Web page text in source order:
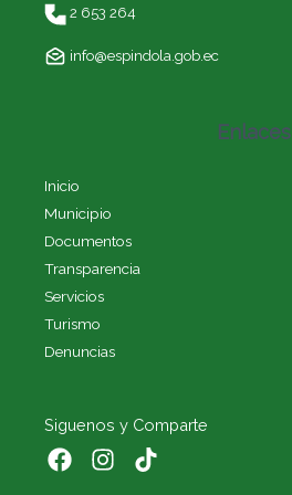
2 653 264
info@espindola.gob.ec
Enlaces
Inicio
Municipio
Documentos
Transparencia
Servicios
Turismo
Denuncias
Siguenos y Comparte